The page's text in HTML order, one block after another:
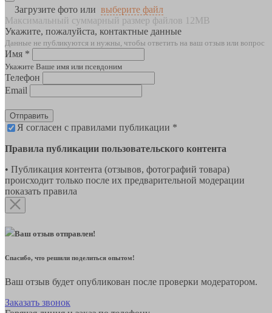
Загрузите фото или выберите файл
Максимальный суммарный размер файлов 12MB
Укажите, пожалуйста, контактные данные
Данные не публикуются и нужны, чтобы ответить на ваш отзыв или вопрос
Имя *
Укажите Ваше имя или псевдоним
Телефон
Email
Отправить
Я согласен с правилами публикации *
Правила публикации пользовательского контента
• Публикация контента (отзывов, фотографий товара)
происходит только после их предварительной модерации
показать правила
Ваш отзыв отправлен!
Спасибо, что решили поделиться опытом!
Ваш отзыв будет опубликован после проверки модератором.
Заказать звонок